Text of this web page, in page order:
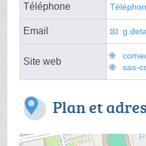
Téléphone
Email
Site web
sas-
Plan et